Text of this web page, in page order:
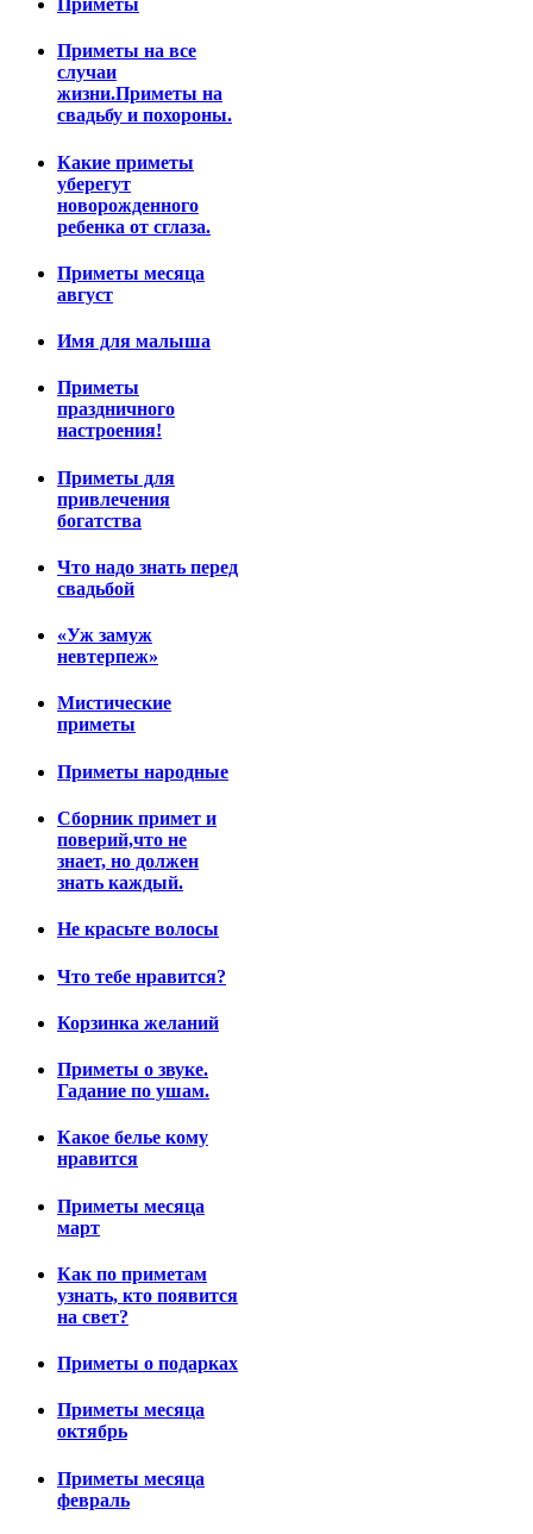
Приметы
Приметы на все
случаи
жизни.Приметы на
свадьбу и похороны.
Какие приметы
уберегут
новорожденного
ребенка от сглаза.
Приметы месяца
август
Имя для малыша
Приметы
праздничного
настроения!
Приметы для
привлечения
богатства
Что надо знать перед
свадьбой
«Уж замуж
невтерпеж»
Мистические
приметы
Приметы народные
Сборник примет и
поверий,что не
знает, но должен
знать каждый.
Не красьте волосы
Что тебе нравится?
Корзинка желаний
Приметы о звуке.
Гадание по ушам.
Какое белье кому
нравится
Приметы месяца
март
Как по приметам
узнать, кто появится
на свет?
Приметы о подарках
Приметы месяца
октябрь
Приметы месяца
февраль